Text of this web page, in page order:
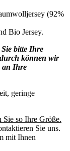
(92%
Bio Jersey.
bitte Ihre
können wir
an Ihre
geringe
Sie so Ihre Größe.
Sie uns.
mit Ihnen